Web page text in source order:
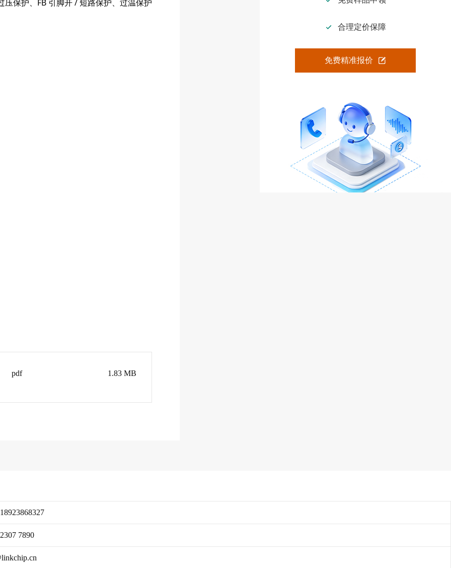
保护、FB 引脚开 / 短路保护、过温保护
pdf 1.83 MB
合理定价保障
免费精准报价
7890